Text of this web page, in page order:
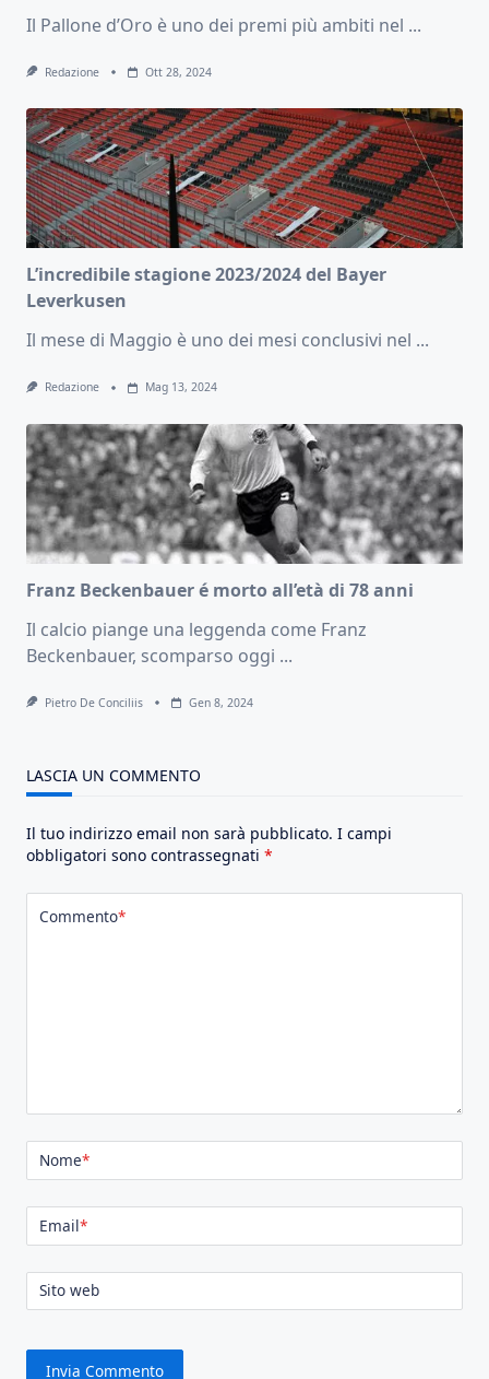
Il Pallone d’Oro è uno dei premi più ambiti nel ...
Redazione Ott 28, 2024
L’incredibile stagione 2023/2024 del Bayer
Leverkusen
Il mese di Maggio è uno dei mesi conclusivi nel ...
Redazione Mag 13, 2024
Franz Beckenbauer é morto all’età di 78 anni
Il calcio piange una leggenda come Franz
Beckenbauer, scomparso oggi ...
Pietro De Conciliis Gen 8, 2024
LASCIA UN COMMENTO
Il tuo indirizzo email non sarà pubblicato. I campi
obbligatori sono contrassegnati *
Commento*
Nome*
Email*
Sito web